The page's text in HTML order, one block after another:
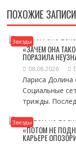
ПОХОЖИЕ ЗАПИСИ
Звезды
«ЗАЧЕМ ОНА
ПОРАЗИЛА
08.08.2026
Лариса Долина
Социальные
трижды.
Звезды
«ПОТОМ НЕ
КАРЬЕРЕ